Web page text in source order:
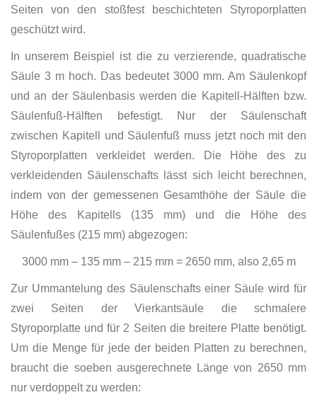
Seiten von den stoßfest beschichteten Styroporplatten
geschützt wird.
In unserem Beispiel ist die zu verzierende, quadratische
Säule 3 m hoch. Das bedeutet 3000 mm. Am Säulenkopf
und an der Säulenbasis werden die Kapitell-Hälften bzw.
Säulenfuß-Hälften befestigt. Nur der Säulenschaft
zwischen Kapitell und Säulenfuß muss jetzt noch mit den
Styroporplatten verkleidet werden. Die Höhe des zu
verkleidenden Säulenschafts lässt sich leicht berechnen,
indem von der gemessenen Gesamthöhe der Säule die
Höhe des Kapitells (135 mm) und die Höhe des
Säulenfußes (215 mm) abgezogen:
3000 mm – 135 mm – 215 mm = 2650 mm, also 2,65 m
Zur Ummantelung des Säulenschafts einer Säule wird für
zwei Seiten der Vierkantsäule die schmalere
Styroporplatte und für 2 Seiten die breitere Platte benötigt.
Um die Menge für jede der beiden Platten zu berechnen,
braucht die soeben ausgerechnete Länge von 2650 mm
nur verdoppelt zu werden: